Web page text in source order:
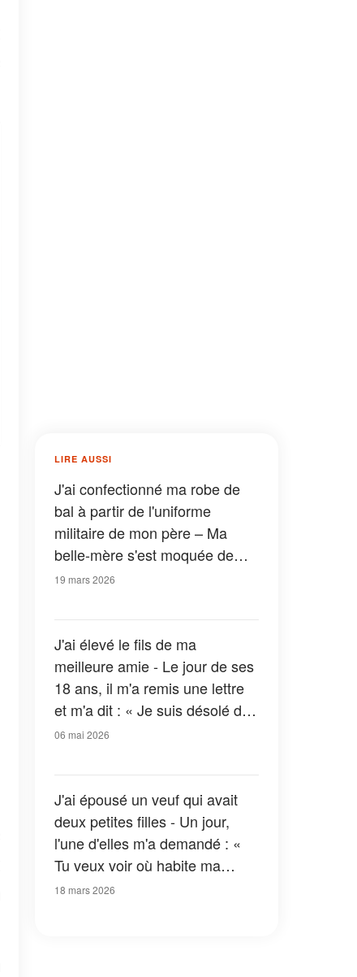
LIRE AUSSI
J'ai confectionné ma robe de
bal à partir de l'uniforme
militaire de mon père – Ma
belle-mère s'est moquée de
moi puis un officier a frappé à
19 mars 2026
J'ai élevé le fils de ma
meilleure amie - Le jour de ses
18 ans, il m'a remis une lettre
et m'a dit : « Je suis désolé de
te le dire si tard… Je n'avais
06 mai 2026
J'ai épousé un veuf qui avait
deux petites filles - Un jour,
l'une d'elles m'a demandé : «
Tu veux voir où habite ma
maman ? », puis elle m'a
18 mars 2026